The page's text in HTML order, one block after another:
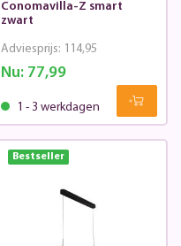
Conomavilla-Z smart
zwart
Nu: 77,99
Adviesprijs: 114,95
1 - 3 werkdagen
Bestseller